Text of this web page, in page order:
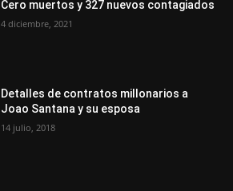
Cero muertos y 327 nuevos contagiados
4 diciembre, 2021
Detalles de contratos millonarios a
Joao Santana y su esposa
14 julio, 2018